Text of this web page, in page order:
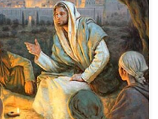
– 12^ del Tempo Ordinario Non
uccidono il corpo (Mt 10,26-33)
ore 08:00 – 10:00 – 11:30 – 19:00
Rosario Onomastico di don Gino
Lunedì 22 Giugno […]